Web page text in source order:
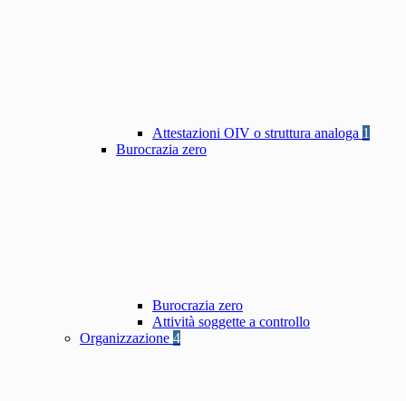
Attestazioni OIV o struttura analoga 1
Burocrazia zero
Burocrazia zero
Attività soggette a controllo
Organizzazione 4